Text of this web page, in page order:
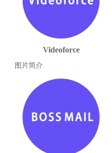
Videoforce
图片简介